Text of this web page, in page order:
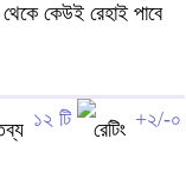
কেউই রেহাই পাবে
১২ টি +২/-০